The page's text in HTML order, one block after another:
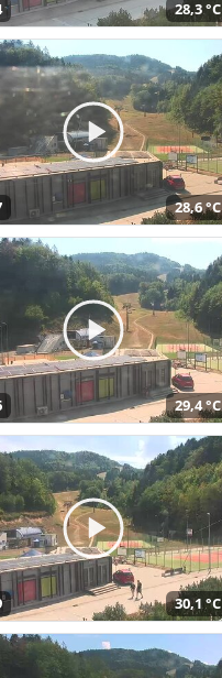
28,3 °C
28,6 °C
29,4 °C
30,1 °C